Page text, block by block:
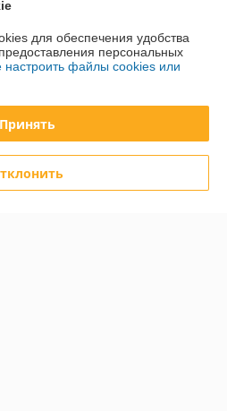
для обеспечения удобства
персональных
файлы cookies или
Принять